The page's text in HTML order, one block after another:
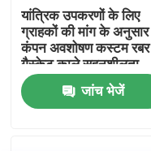
कारखाना भ्रमण
गुणवत्ता नियंत्रण
संपर्क करें
यांत्रिक उपकरणों के लिए
ग्राहकों की मांग के अनुसार
कंपन अवशोषण कस्टम रबर
गैस्केट काले सहनशीलता
सीलिंग समाधान
जांच भेजें